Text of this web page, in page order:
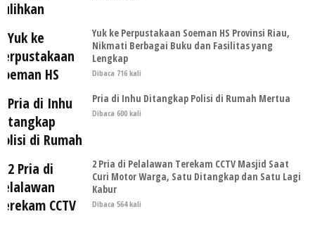
Yuk ke Perpustakaan Soeman HS Provinsi Riau,
Nikmati Berbagai Buku dan Fasilitas yang
Lengkap
Dibaca 716 kali
Pria di Inhu Ditangkap Polisi di Rumah Mertua
Dibaca 600 kali
2 Pria di Pelalawan Terekam CCTV Masjid Saat
Curi Motor Warga, Satu Ditangkap dan Satu Lagi
Kabur
Dibaca 564 kali